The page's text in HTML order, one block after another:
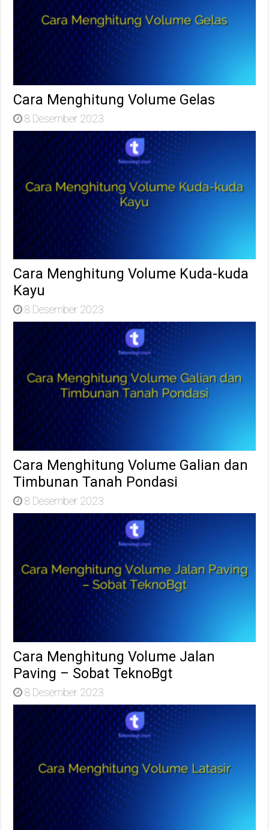
Cara Menghitung Volume Gelas
8 Desember 2023
Cara Menghitung Volume Kuda-kuda
Kayu
8 Desember 2023
Cara Menghitung Volume Galian dan
Timbunan Tanah Pondasi
8 Desember 2023
Cara Menghitung Volume Jalan
Paving – Sobat TeknoBgt
8 Desember 2023